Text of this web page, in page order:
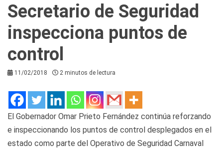
Secretario de Seguridad
inspecciona puntos de
control
11/02/2018 2 minutos de lectura
El Gobernador Omar Prieto Fernández continúa reforzando
e inspeccionando los puntos de control desplegados en el
estado como parte del Operativo de Seguridad Carnaval